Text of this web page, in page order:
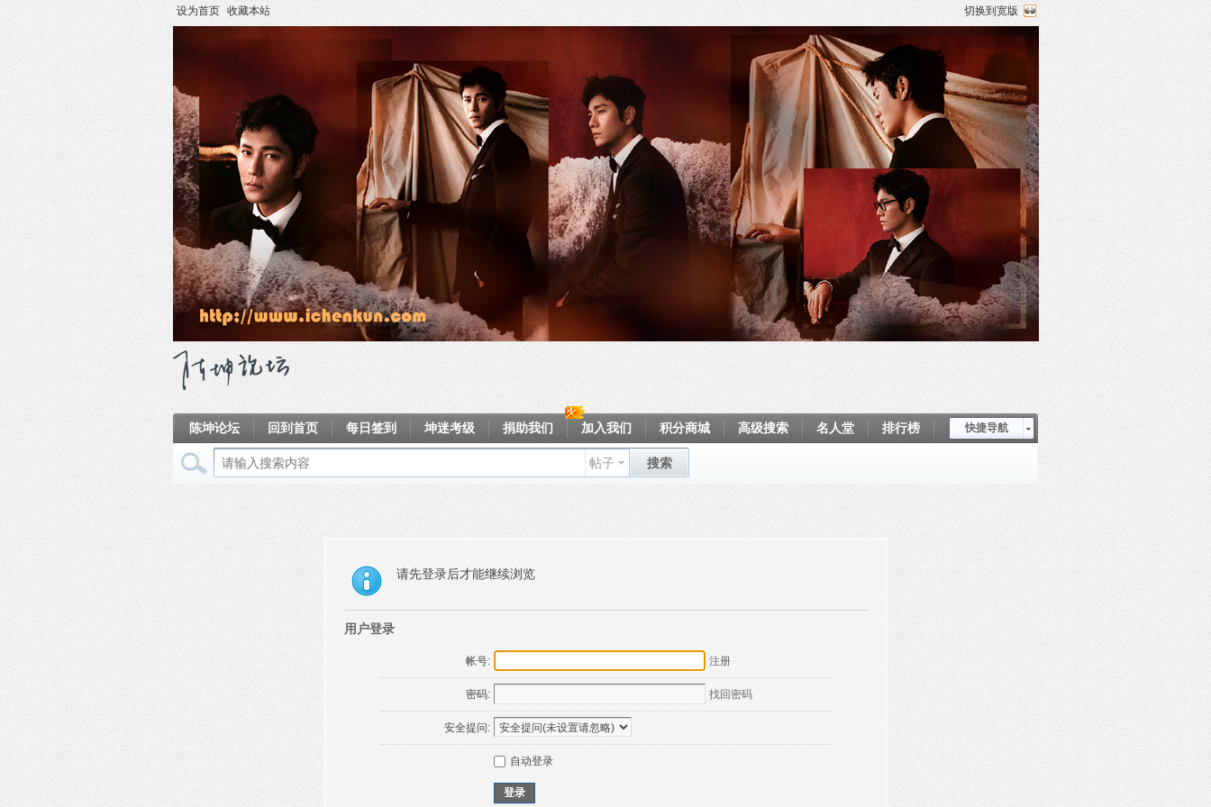
设为首页 收藏本站 切换到宽版
快捷导航
陈坤论坛 回到首页 每日签到 坤迷考级 捐助我们 加入我们 积分商城 高级搜索 名人堂
排行榜
帖子 搜索
请先登录后才能继续浏览
用户登录
帐号: 注册
密码: 找回密码
安全提问:
自动登录
登录